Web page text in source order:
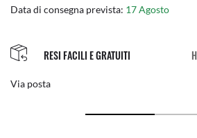
Data di consegna prevista: 17 Agosto
RESI FACILI E GRATUITI
Via posta